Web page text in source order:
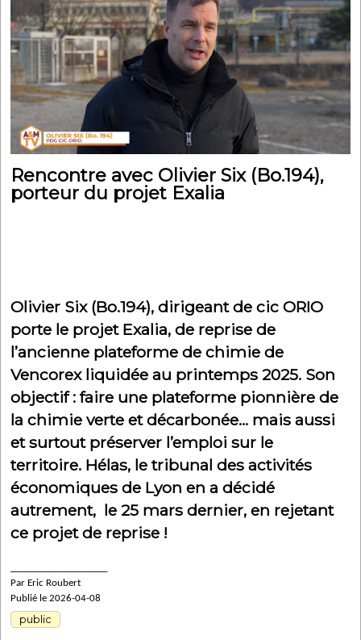
Rencontre avec Olivier Six (Bo.194),
porteur du projet Exalia
Olivier Six (Bo.194), dirigeant de cic ORIO
porte le projet Exalia, de reprise de
l’ancienne plateforme de chimie de
Vencorex liquidée au printemps 2025. Son
objectif : faire une plateforme pionnière de
la chimie verte et décarbonée… mais aussi
et surtout préserver l’emploi sur le
territoire. Hélas, le tribunal des activités
économiques de Lyon en a décidé
autrement, le 25 mars dernier, en rejetant
ce projet de reprise !
Par Eric Roubert
Publié le 2026-04-08
public